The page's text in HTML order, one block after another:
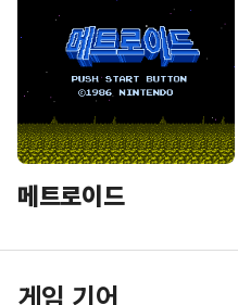
메트로이드
게임 기어